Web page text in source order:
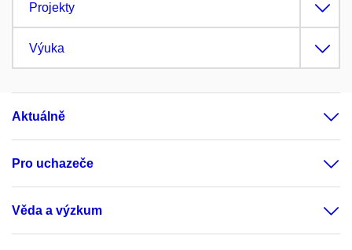
Projekty
Výuka
Aktuálně
Pro uchazeče
Věda a výzkum